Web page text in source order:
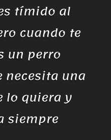
tímido al
cuando te
un perro
necesita una
lo quiera y
siempre